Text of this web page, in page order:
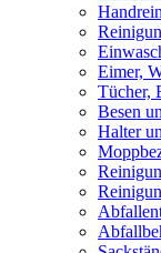
Eimer,
Tücher,
Besen
Halter